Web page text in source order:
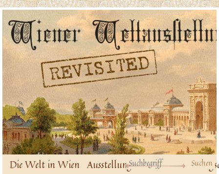
Die Welt in Wien Ausstellungsbauten